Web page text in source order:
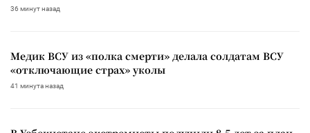
36 минут назад
Медик ВСУ из «полка смерти» делала солдатам ВСУ
«отключающие страх» уколы
41 минута назад